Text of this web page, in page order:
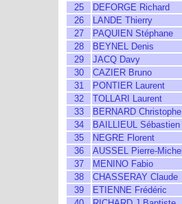
25
DEFORGE Richard
26
LANDE Thierry
27
PAQUIEN Stéphane
28
BEYNEL Denis
29
JACQ Davy
30
CAZIER Bruno
31
PONTIER Laurent
32
TOLLARI Laurent
33
BERNARD Christophe
34
BAILLIEUL Sébastien
35
NEGRE Florent
36
AUSSEL Pierre-Michel
37
MENINO Fabio
38
CHASSERAY Claude
39
ETIENNE Frédéric